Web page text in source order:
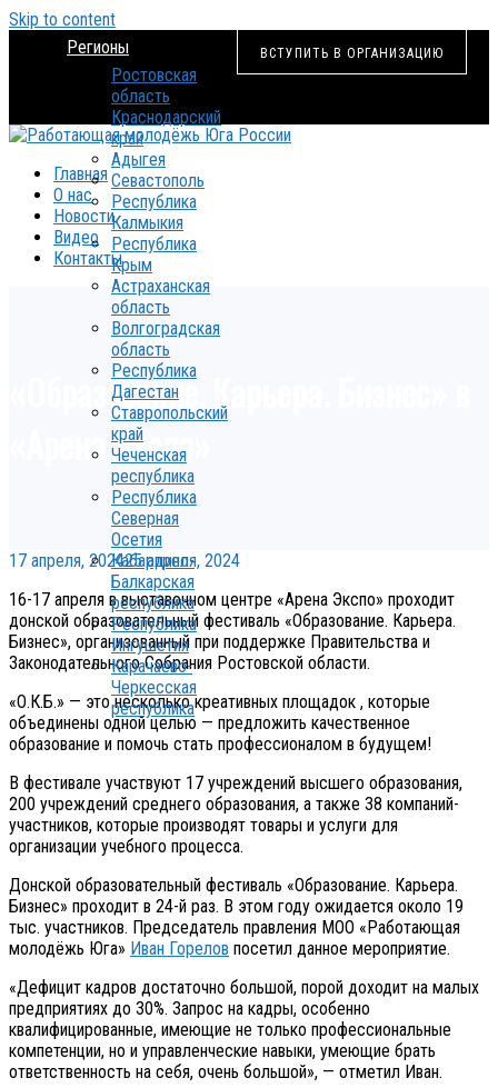
Skip to content
ВСТУПИТЬ В ОРГАНИЗАЦИЮ
Регионы
Ростовская
область
Краснодарский
край
Адыгея
Севастополь
Республика
Калмыкия
Республика
Крым
Астраханская
область
Волгоградская
область
Республика
Дагестан
Ставропольский
край
Чеченская
республика
Республика
Северная
Осетия
Кабардино-
Балкарская
республика
Республика
Ингушетия
Карачаево-
Черкесская
республика
Главная
О нас
Новости
Видео
Контакты
«Образование. Карьера. Бизнес» в
«Арена Экспо»
17 апреля, 202425 апреля, 2024
16-17 апреля в выставочном центре «Арена Экспо» проходит
донской образовательный фестиваль «Образование. Карьера.
Бизнес», организованный при поддержке Правительства и
Законодательного Собрания Ростовской области.
«О.К.Б.» — это несколько креативных площадок , которые
объединены одной целью — предложить качественное
образование и помочь стать профессионалом в будущем!
В фестивале участвуют 17 учреждений высшего образования,
200 учреждений среднего образования, а также 38 компаний-
участников, которые производят товары и услуги для
организации учебного процесса.
Донской образовательный фестиваль «Образование. Карьера.
Бизнес» проходит в 24-й раз. В этом году ожидается около 19
тыс. участников. Председатель правления МОО «Работающая
молодёжь Юга» Иван Горелов посетил данное мероприятие.
«Дефицит кадров достаточно большой, порой доходит на малых
предприятиях до 30%. Запрос на кадры, особенно
квалифицированные, имеющие не только профессиональные
компетенции, но и управленческие навыки, умеющие брать
ответственность на себя, очень большой», — отметил Иван.